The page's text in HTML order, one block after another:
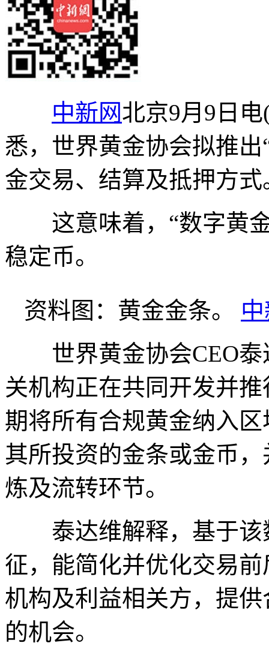
中新网北京9月9日
悉，世界黄金协会拟推
金交易、结算及抵押方式
这意味着，“数字黄金
稳定币。
资料图：黄金金条。
世界黄金协会CEO泰
关机构正在共同开发并
期将所有合规黄金纳入
其所投资的金条或金币
炼及流转环节。
泰达维解释，基于该
征，能简化并优化交易
机构及利益相关方，提
的机会。